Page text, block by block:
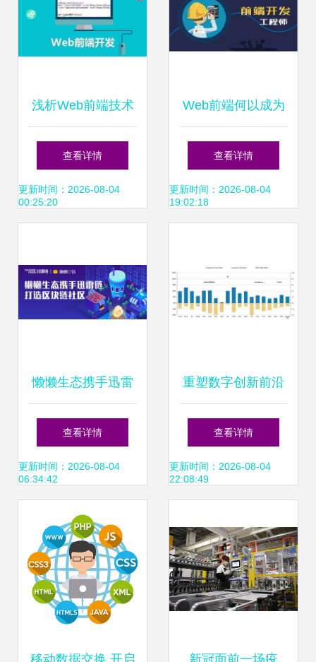
浅析Web前端技术
互联网技术开发的
核心领域
查看详情
更新时间：2026-08-04
00:25:20
Web前端何以成为
受欢迎的诸多缘由
探讨资料已完善补
础）。实际可通过
薪资待遇、门槛起
力得以展现，这些
反映出Web开发得
天独厚的多面特征
在这个科技连接交
互的时代，能让团
队直接实现关键功
能的有“面儿”的角
查看详情
更新时间：2026-08-04
19:02:18
懒懒生态携手迅雷
链，开启区块链社
区红利新纪元
查看详情
更新时间：2026-08-04
06:34:42
重塑数字创新前沿
2016年科技、电信
与媒体行业趋向的
分享
查看详情
更新时间：2026-08-04
22:08:49
移动数据交换 开启 新冠面前一场疫